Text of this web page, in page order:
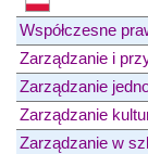
Współczesne
Zarządzanie i
Zarządzanie
Zarządzanie
Zarządzanie w